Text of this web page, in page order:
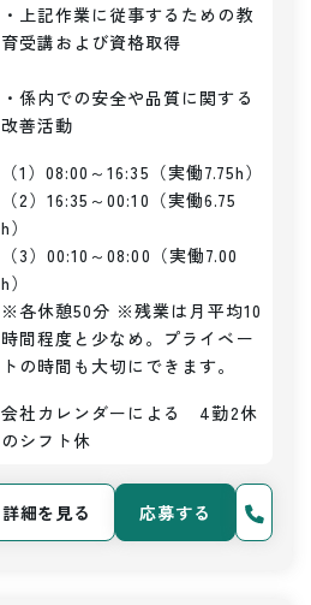
・上記作業に従事するための教
育受講および資格取得
・係内での安全や品質に関する
改善活動
（1）08:00～16:35（実働7.75h）
（2）16:35～00:10（実働6.75
h）
（3）00:10～08:00（実働7.00
h）
※各休憩50分 ※残業は月平均10
時間程度と少なめ。プライベー
トの時間も大切にできます。
会社カレンダーによる　4勤2休
のシフト休
詳細を見る 応募する